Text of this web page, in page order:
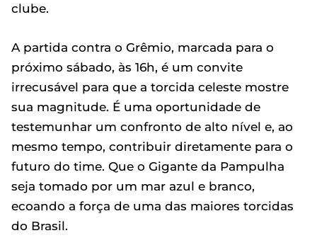
clube.
A partida contra o Grêmio, marcada para o
próximo sábado, às 16h, é um convite
irrecusável para que a torcida celeste mostre
sua magnitude. É uma oportunidade de
testemunhar um confronto de alto nível e, ao
mesmo tempo, contribuir diretamente para o
futuro do time. Que o Gigante da Pampulha
seja tomado por um mar azul e branco,
ecoando a força de uma das maiores torcidas
do Brasil.